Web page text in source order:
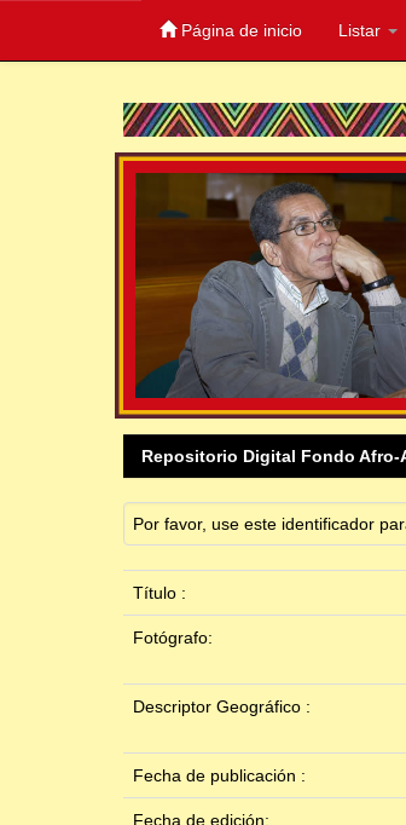
Página de inicio Listar
Repositorio Digital Fondo Afro-
Por favor, use este identificador
Título :
Fotógrafo:
Descriptor Geográfico :
Fecha de publicación :
Fecha de edición: